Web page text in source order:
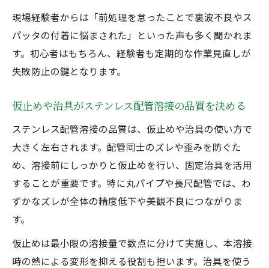
現場経験者からは「前処理を怠ったことで裏波不良やス
パッタの付着に悩まされた」といった声も多く聞かれま
す。初心者はもちろん、経験者も定期的な作業見直しが
失敗防止の鍵となります。
仮止めや治具がステンレス配管溶接の品質を決める
ステンレス配管溶接の品質は、仮止めや治具の使い方で
大きく左右されます。配管同士のズレや歪みを防ぐた
め、溶接前にしっかりと仮止めを行い、固定治具を活用
することが重要です。特に丸パイプや長尺配管では、わ
ずかなズレが全体の精度低下や美観不良につながりま
す。
仮止めは最小限の溶接量で数点に分けて実施し、本溶接
時の熱による変形を抑える役割も担います。治具を使う